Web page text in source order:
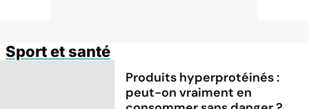
Sport et santé
Produits hyperprotéinés :
peut-on vraiment en